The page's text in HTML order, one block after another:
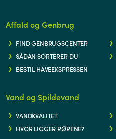
Affald og Genbrug
FIND GENBRUGSCENTER
SÅDAN SORTERER DU
BESTIL HAVEEKSPRESSEN
Vand og Spildevand
VANDKVALITET
HVOR LIGGER RØRENE?